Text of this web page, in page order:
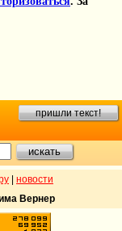
пришли текст!
новости
Вернер